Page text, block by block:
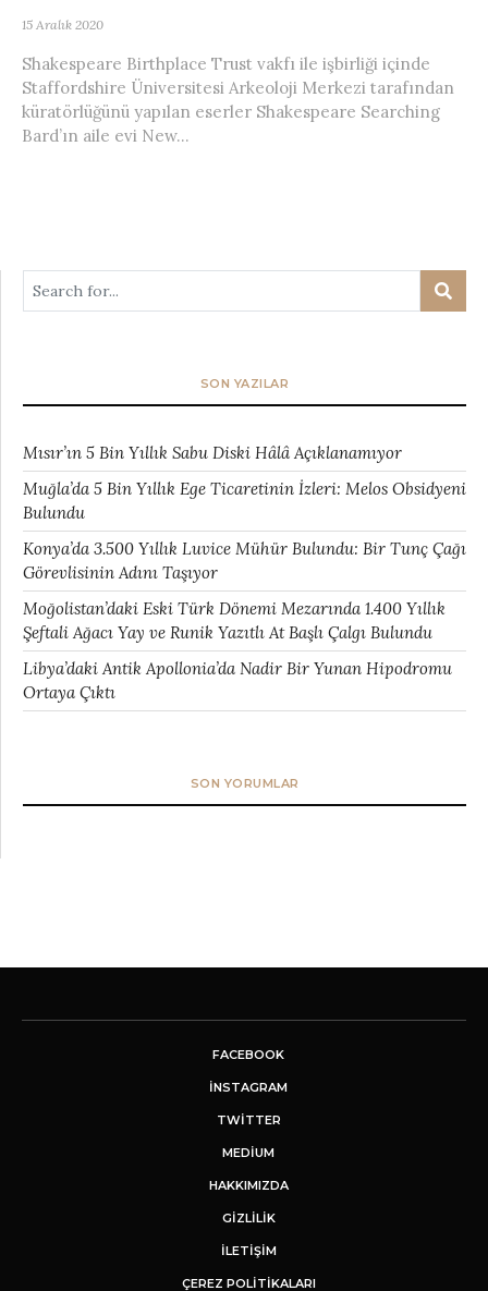
15 Aralık 2020
Shakespeare Birthplace Trust vakfı ile işbirliği içinde
Staffordshire Üniversitesi Arkeoloji Merkezi tarafından
küratörlüğünü yapılan eserler Shakespeare Searching
Bard’ın aile evi New...
SON YAZILAR
Mısır’ın 5 Bin Yıllık Sabu Diski Hâlâ Açıklanamıyor
Muğla’da 5 Bin Yıllık Ege Ticaretinin İzleri: Melos Obsidyeni
Bulundu
Konya’da 3.500 Yıllık Luvice Mühür Bulundu: Bir Tunç Çağı
Görevlisinin Adını Taşıyor
Moğolistan’daki Eski Türk Dönemi Mezarında 1.400 Yıllık
Şeftali Ağacı Yay ve Runik Yazıtlı At Başlı Çalgı Bulundu
Libya’daki Antik Apollonia’da Nadir Bir Yunan Hipodromu
Ortaya Çıktı
SON YORUMLAR
FACEBOOK
INSTAGRAM
TWITTER
MEDIUM
HAKKIMIZDA
GİZLİLİK
İLETIŞIM
ÇEREZ POLITIKALARI